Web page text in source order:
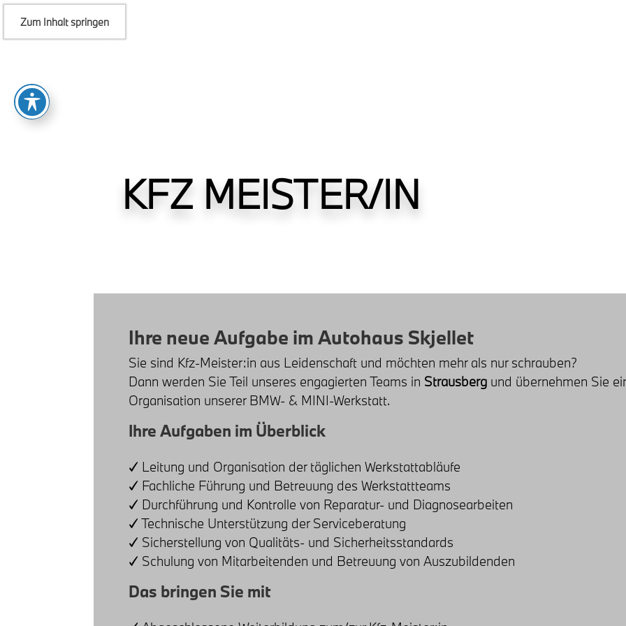
Zum Inhalt springen
KFZ MEISTER/IN
Ihre neue Aufgabe im Autohaus Skjellet
Sie sind Kfz-Meister:in aus Leidenschaft und möchten mehr als nur schrauben?
Dann werden Sie Teil unseres engagierten Teams in Strausberg und übernehmen Sie
Organisation unserer BMW- & MINI-Werkstatt.
Ihre Aufgaben im Überblick
✓ Leitung und Organisation der täglichen Werkstattabläufe
✓ Fachliche Führung und Betreuung des Werkstattteams
✓ Durchführung und Kontrolle von Reparatur- und Diagnosearbeiten
✓ Technische Unterstützung der Serviceberatung
✓ Sicherstellung von Qualitäts- und Sicherheitsstandards
✓ Schulung von Mitarbeitenden und Betreuung von Auszubildenden
Das bringen Sie mit